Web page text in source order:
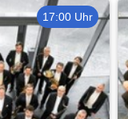
17:00 Uhr